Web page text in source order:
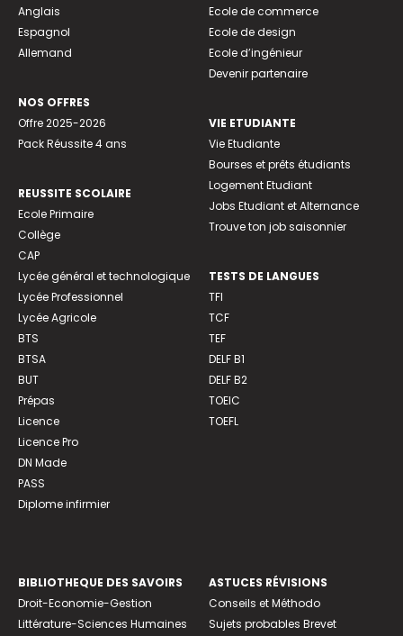
Anglais
Espagnol
Allemand
NOS OFFRES
Offre 2025-2026
Pack Réussite 4 ans
REUSSITE SCOLAIRE
Ecole Primaire
Collège
CAP
Lycée général et technologique
Lycée Professionnel
Lycée Agricole
BTS
BTSA
BUT
Prépas
Licence
Licence Pro
DN Made
PASS
Diplome infirmier
Ecole de commerce
Ecole de design
Ecole d’ingénieur
Devenir partenaire
VIE ETUDIANTE
Vie Etudiante
Bourses et prêts étudiants
Logement Etudiant
Jobs Etudiant et Alternance
Trouve ton job saisonnier
TESTS DE LANGUES
TFI
TCF
TEF
DELF B1
DELF B2
TOEIC
TOEFL
BIBLIOTHEQUE DES SAVOIRS
Droit-Economie-Gestion
Littérature-Sciences Humaines
ASTUCES RÉVISIONS
Conseils et Méthodo
Sujets probables Brevet